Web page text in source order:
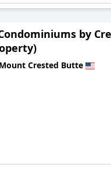
by
Mount Crested Butte